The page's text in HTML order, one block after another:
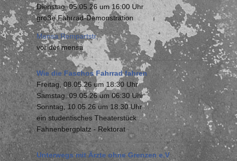
Dienstag, 05.05.26 um 16:00 Uhr
große Fahrrad-Demonstration
Mensa Rempartstr.
vor der mensa
Wie die Faschos Fahrrad fahren
Freitag, 08.05.26 um 18:30 Uhr
Samstag, 09.05.26 um 06:30 Uhr
Sonntag, 10.05.26 um 18:30 Uhr
ein studentisches Theaterstück
Fahnenbergplatz - Rektorat
Unterwegs mit Ärzte ohne Grenzen e.V